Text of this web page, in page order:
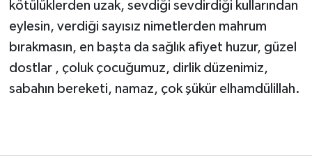
kötülüklerden uzak, sevdiği sevdirdiği kullarından
eylesin, verdiği sayısız nimetlerden mahrum
bırakmasın, en başta da sağlık afiyet huzur, güzel
dostlar , çoluk çocuğumuz, dirlik düzenimiz,
sabahın bereketi, namaz, çok şükür elhamdülillah.